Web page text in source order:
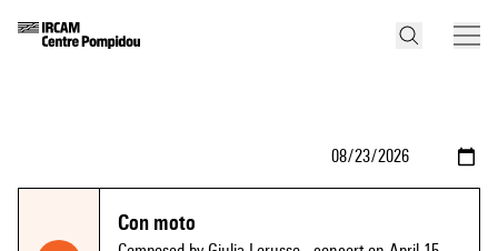
Con moto